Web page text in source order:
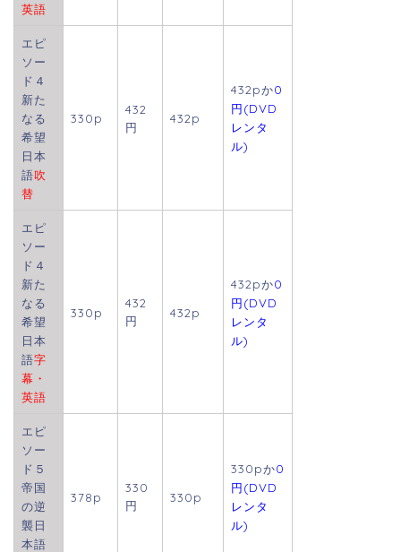
英語
エピ
ソー
ド４
新た
なる
希望
日本
語吹
替
330p
432
円
432p
432pか0
円(DVD
レンタ
ル)
エピ
ソー
ド４
新た
なる
希望
日本
語字
幕・
英語
330p
432
円
432p
432pか0
円(DVD
レンタ
ル)
エピ
ソー
ド５
帝国
の逆
襲日
本語
378p
330
円
330p
330pか0
円(DVD
レンタ
ル)